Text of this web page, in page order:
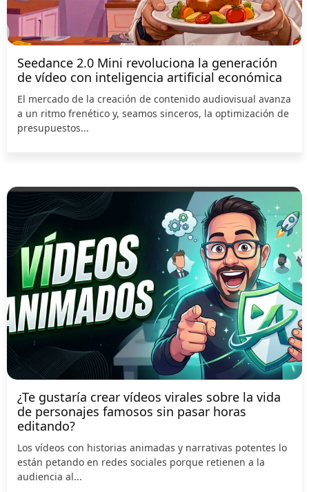
Seedance 2.0 Mini revoluciona la generación
de vídeo con inteligencia artificial económica
El mercado de la creación de contenido audiovisual avanza
a un ritmo frenético y, seamos sinceros, la optimización de
presupuestos...
¿Te gustaría crear vídeos virales sobre la vida
de personajes famosos sin pasar horas
editando?
Los vídeos con historias animadas y narrativas potentes lo
están petando en redes sociales porque retienen a la
audiencia al...